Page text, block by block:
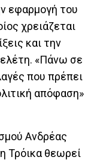
εφαρμογή του
χρειάζεται
και την
«Πάνω σε
που πρέπει
απόφαση»
Ανδρέας
Τρόικα θεωρεί